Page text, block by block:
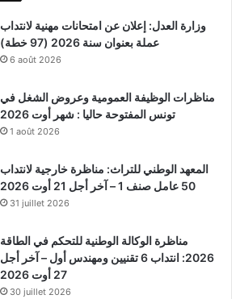
وزارة العدل: إعلان عن امتحانات مهنية لانتداب
عملة بعنوان سنة 2026 (97 خطة)
6 août 2026
مناظرات الوظيفة العمومية وعروض الشغل في
تونس المفتوحة حاليا : شهر أوت 2026
1 août 2026
المعهد الوطني للتراث: مناظرة خارجية لانتداب
50 عامل صنف 1 – آخر أجل 21 أوت 2026
31 juillet 2026
مناظرة الوكالة الوطنية للتحكم في الطاقة
2026: انتداب 6 تقنيين ومهندس أول – آخر أجل
27 أوت 2026
30 juillet 2026